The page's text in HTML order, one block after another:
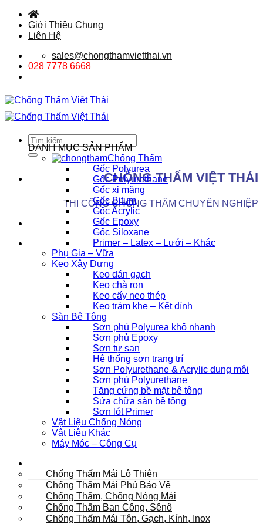
qua
Giới Thiệu Chung
Liên Hệ
sales@chongthamvietthai.vn
028 7778 6668
Tìm
kiếm:
CHỐNG THẤM VIỆT THÁI
THI CÔNG CHỐNG THẤM CHUYÊN NGHIỆP
DANH MỤC SẢN PHẨM
Chống Thấm
Gốc Polyurea
Gốc Polyurethane
Gốc xi măng
Gốc Bitum
Gốc Acrylic
Gốc Epoxy
Gốc Siloxane
Primer – Latex – Lưới – Khác
Phụ Gia – Vữa
Keo Xây Dựng
Keo dán gạch
Keo chà ron
Keo cấy neo thép
Keo trám khe – Kết dính
Sàn Bê Tông
Sơn phủ Polyurea khô nhanh
Sơn phủ Epoxy
Sơn tự san
Hệ thống sơn trang trí
Sơn Polyurethane & Acrylic dung môi
Sơn phủ Polyurethane
Tăng cứng bề mặt bê tông
Sửa chữa sàn bê tông
Sơn lót Primer
Vật Liệu Chống Nóng
Vật Liệu Khác
Máy Móc – Công Cụ
Chống Thấm Mái Lộ Thiên
Chống Thấm Mái Phủ Bảo Vệ
Chống Thấm, Chống Nóng Mái
Chống Thấm Ban Công, Sênô
Chống Thấm Mái Tôn, Gạch, Kính, Inox